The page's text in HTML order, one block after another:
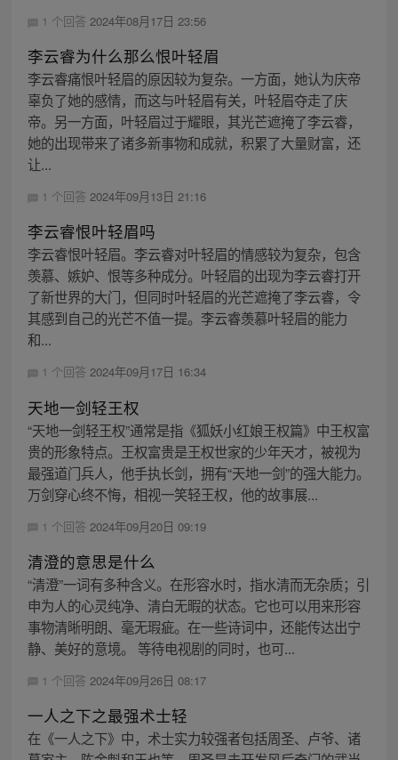
1 个回答 2024年08月17日 23:56
李云睿为什么那么恨叶轻眉
李云睿痛恨叶轻眉的原因较为复杂。一方面，她认为庆帝
辜负了她的感情，而这与叶轻眉有关，叶轻眉夺走了庆
帝。另一方面，叶轻眉过于耀眼，其光芒遮掩了李云睿，
她的出现带来了诸多新事物和成就，积累了大量财富，还
让...
1 个回答 2024年09月13日 21:16
李云睿恨叶轻眉吗
李云睿恨叶轻眉。李云睿对叶轻眉的情感较为复杂，包含
羡慕、嫉妒、恨等多种成分。叶轻眉的出现为李云睿打开
了新世界的大门，但同时叶轻眉的光芒遮掩了李云睿，令
其感到自己的光芒不值一提。李云睿羡慕叶轻眉的能力
和...
1 个回答 2024年09月17日 16:34
天地一剑轻王权
“天地一剑轻王权”通常是指《狐妖小红娘王权篇》中王权富
贵的形象特点。王权富贵是王权世家的少年天才，被视为
最强道门兵人，他手执长剑，拥有“天地一剑”的强大能力。
万剑穿心终不悔，相视一笑轻王权，他的故事展...
1 个回答 2024年09月20日 09:19
清澄的意思是什么
“清澄”一词有多种含义。在形容水时，指水清而无杂质；引
申为人的心灵纯净、清白无暇的状态。它也可以用来形容
事物清晰明朗、毫无瑕疵。在一些诗词中，还能传达出宁
静、美好的意境。 等待电视剧的同时，也可...
1 个回答 2024年09月26日 08:17
一人之下之最强术士轻
在《一人之下》中，术士实力较强者包括周圣、卢爷、诸